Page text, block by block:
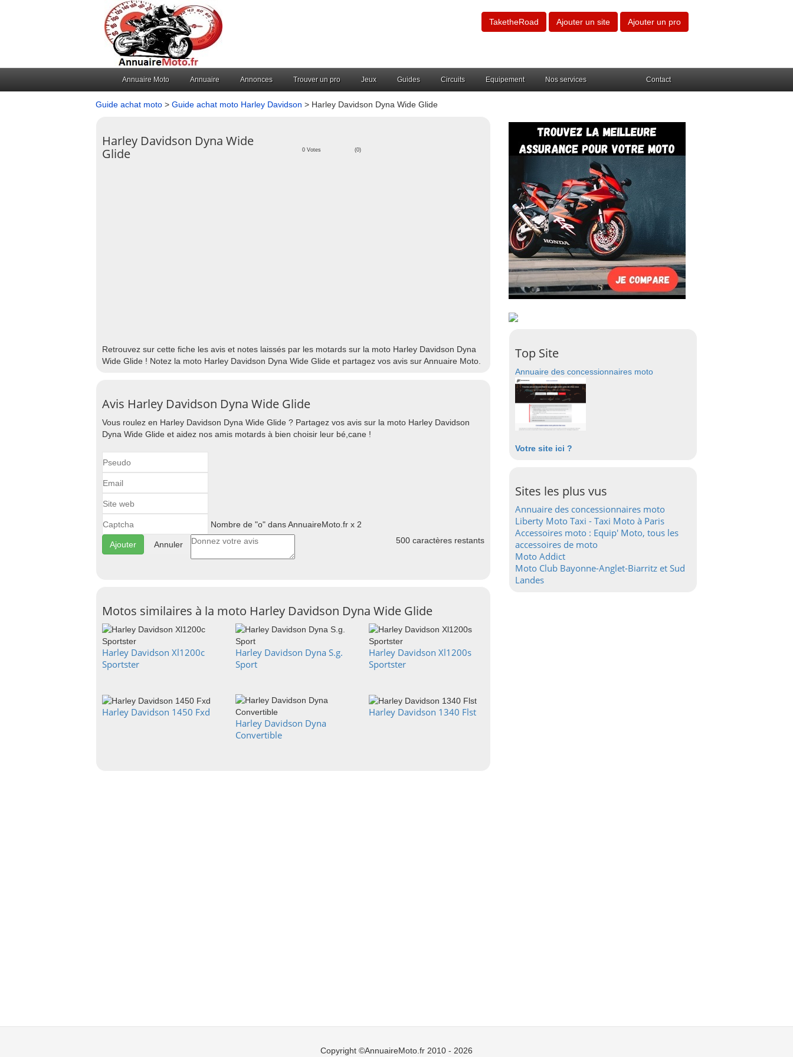
TaketheRoad Ajouter un site Ajouter un pro
Annuaire Moto Annuaire Annonces Trouver un pro Jeux Guides Circuits Equipement Nos services Contact
Guide achat moto > Guide achat moto Harley Davidson > Harley Davidson Dyna Wide Glide
Harley Davidson Dyna Wide
Glide
0 Votes (0)
Retrouvez sur cette fiche les avis et notes laissés par les motards sur la moto Harley Davidson Dyna
Wide Glide ! Notez la moto Harley Davidson Dyna Wide Glide et partagez vos avis sur Annuaire Moto.
Avis Harley Davidson Dyna Wide Glide
Vous roulez en Harley Davidson Dyna Wide Glide ? Partagez vos avis sur la moto Harley Davidson
Dyna Wide Glide et aidez nos amis motards à bien choisir leur bé,cane !
Nombre de "o" dans AnnuaireMoto.fr x 2
Annuler 500 caractères restants
Motos similaires à la moto Harley Davidson Dyna Wide Glide
Harley Davidson Xl1200c
Sportster
Harley Davidson Dyna S.g.
Sport
Harley Davidson Xl1200s
Sportster
Harley Davidson 1450 Fxd
Harley Davidson Dyna
Convertible
Harley Davidson 1340 Flst
Top Site
Annuaire des concessionnaires moto
Votre site ici ?
Sites les plus vus
Annuaire des concessionnaires moto
Liberty Moto Taxi - Taxi Moto à Paris
Accessoires moto : Equip' Moto, tous les
accessoires de moto
Moto Addict
Moto Club Bayonne-Anglet-Biarritz et Sud
Landes
Copyright ©AnnuaireMoto.fr 2010 - 2026